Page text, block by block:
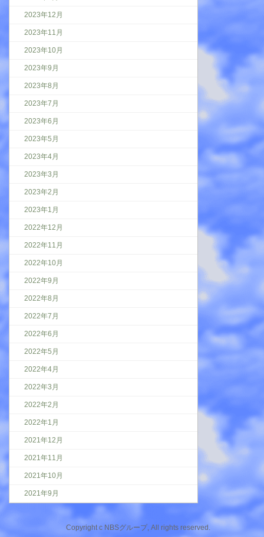
2023年12月
2023年11月
2023年10月
2023年9月
2023年8月
2023年7月
2023年6月
2023年5月
2023年4月
2023年3月
2023年2月
2023年1月
2022年12月
2022年11月
2022年10月
2022年9月
2022年8月
2022年7月
2022年6月
2022年5月
2022年4月
2022年3月
2022年2月
2022年1月
2021年12月
2021年11月
2021年10月
2021年9月
Copyright c NBSグループ, All rights reserved.